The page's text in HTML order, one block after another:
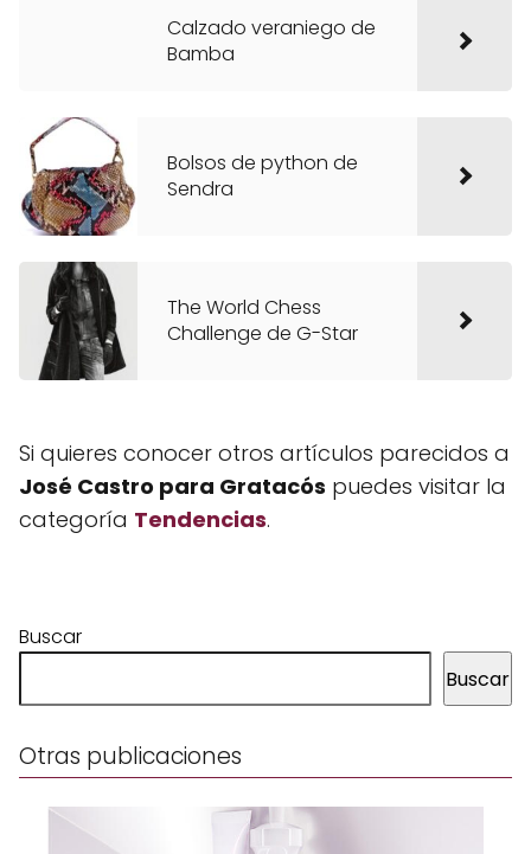
Calzado veraniego de
Bamba
Bolsos de python de
Sendra
The World Chess
Challenge de G-Star
Si quieres conocer otros artículos parecidos a
José Castro para Gratacós puedes visitar la
categoría Tendencias.
Buscar
Buscar
Otras publicaciones